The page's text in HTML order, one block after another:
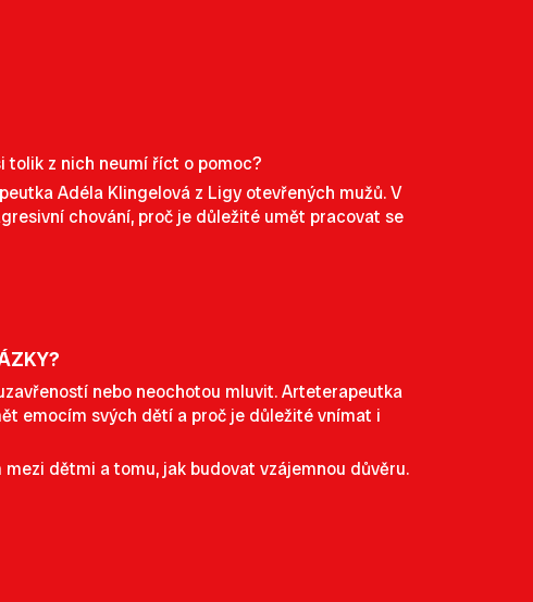
tolik z nich neumí říct o pomoc?
Adéla Klingelová z Ligy otevřených mužů. V
chování, proč je důležité umět pracovat se
nebo neochotou mluvit. Arteterapeutka
emocím svých dětí a proč je důležité vnímat i
dětmi a tomu, jak budovat vzájemnou důvěru.